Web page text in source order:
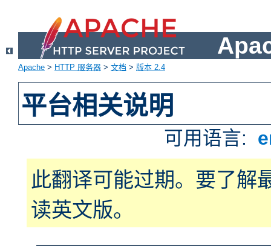
Apache > HTTP 服务器 > 文档 > 版本 2.4
平台相关说明
可用语言:
此翻译可能过期。要了解
读英文版。